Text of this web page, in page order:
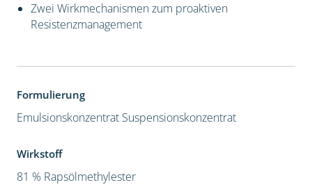
Zwei Wirkmechanismen zum proaktiven
Resistenzmanagement
Formulierung
Emulsionskonzentrat Suspensionskonzentrat
Wirkstoff
81 % Rapsölmethylester